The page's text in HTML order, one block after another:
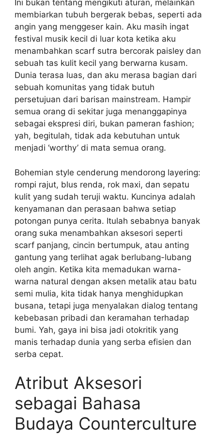
Ini bukan tentang mengikuti aturan, melainkan
membiarkan tubuh bergerak bebas, seperti ada
angin yang menggeser kain. Aku masih ingat
festival musik kecil di luar kota ketika aku
menambahkan scarf sutra bercorak paisley dan
sebuah tas kulit kecil yang berwarna kusam.
Dunia terasa luas, dan aku merasa bagian dari
sebuah komunitas yang tidak butuh
persetujuan dari barisan mainstream. Hampir
semua orang di sekitar juga menanggapinya
sebagai ekspresi diri, bukan pameran fashion;
yah, begitulah, tidak ada kebutuhan untuk
menjadi ‘worthy’ di mata semua orang.
Bohemian style cenderung mendorong layering:
rompi rajut, blus renda, rok maxi, dan sepatu
kulit yang sudah teruji waktu. Kuncinya adalah
kenyamanan dan perasaan bahwa setiap
potongan punya cerita. Itulah sebabnya banyak
orang suka menambahkan aksesori seperti
scarf panjang, cincin bertumpuk, atau anting
gantung yang terlihat agak berlubang-lubang
oleh angin. Ketika kita memadukan warna-
warna natural dengan aksen metalik atau batu
semi mulia, kita tidak hanya menghidupkan
busana, tetapi juga menyalakan dialog tentang
kebebasan pribadi dan keramahan terhadap
bumi. Yah, gaya ini bisa jadi otokritik yang
manis terhadap dunia yang serba efisien dan
serba cepat.
Atribut Aksesori
sebagai Bahasa
Budaya Counterculture